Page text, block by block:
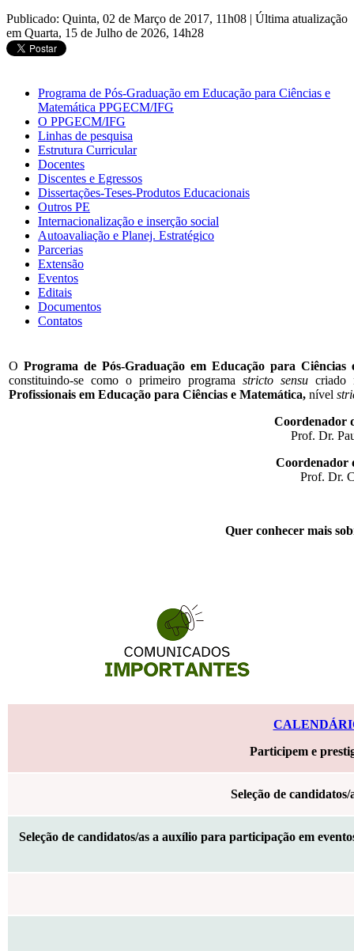
Publicado: Quinta, 02 de Março de 2017, 11h08 | Última atualização
em Quarta, 15 de Julho de 2026, 14h28
Programa de Pós-Graduação em Educação para Ciências e
Matemática PPGECM/IFG
O PPGECM/IFG
Linhas de pesquisa
Estrutura Curricular
Docentes
Discentes e Egressos
Dissertações-Teses-Produtos Educacionais
Outros PE
Internacionalização e inserção social
Autoavaliação e Planej. Estratégico
Parcerias
Extensão
Eventos
Editais
Documentos
Contatos
OPrograma de Pós-Graduação em Educação para
constituindo-se como o primeiro programa stricto sensu criado
Profissionais em Educação para Ciências e Matemática, nível
Coordenador
Prof. Dr.
Coordenador
Prof. Dr.
Quer conhecer mais
Participem e
Seleção de
Seleção de candidatos/as a auxílio para participação em